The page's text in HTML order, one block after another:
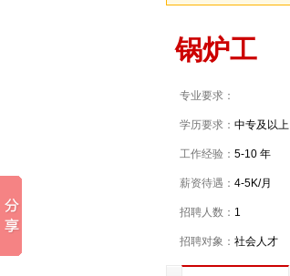
锅炉工
专业要求：
学历要求： 中专及以上
工作经验： 5-10 年
薪资待遇： 4-5K/月
招聘人数： 1
招聘对象： 社会人才